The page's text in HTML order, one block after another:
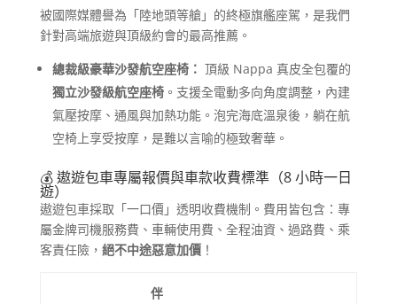
被國際媒體譽為「陸地頭等艙」的終極旗艦座駕，是我們
針對高端旅遊與頂級約會的最高推薦。
總裁級豪華沙發航空座椅： 頂級 Nappa 真皮全包覆的
獨立沙發級航空座椅。支援全電動多向角度調整，內建
氣壓按摩、通風與加熱功能。泡完海底溫泉後，躺在航
空椅上享受按摩，是難以言喻的極致奢華。
💰 遨遊包車專屬報價與車款收費標準（8 小時一日
遊）
遨遊包車採取「一口價」透明收費機制。費用皆包含：專
屬金牌司機服務費、車輛使用費、全程油資、過路費、乘
客責任險， 絕不中途惡意加價！
伴